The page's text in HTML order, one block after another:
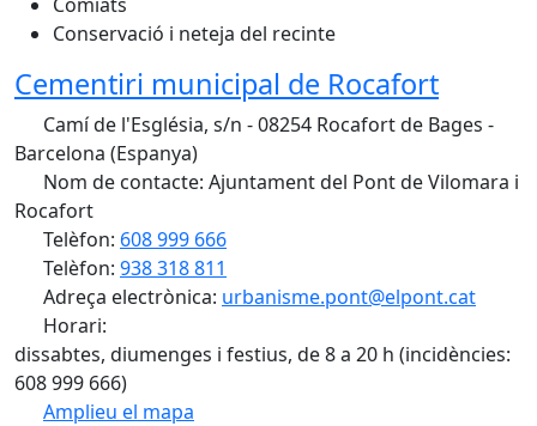
Conservació i neteja del recinte
Cementiri municipal de Rocafort
Camí de l'Església, s/n - 08254 Rocafort de Bages -
Barcelona (Espanya)
Nom de contacte: Ajuntament del Pont de Vilomara i
Rocafort
Telèfon: 608 999 666
Telèfon: 938 318 811
Adreça electrònica: urbanisme.pont@elpont.cat
Horari:
dissabtes, diumenges i festius, de 8 a 20 h (incidències:
608 999 666)
Amplieu el mapa